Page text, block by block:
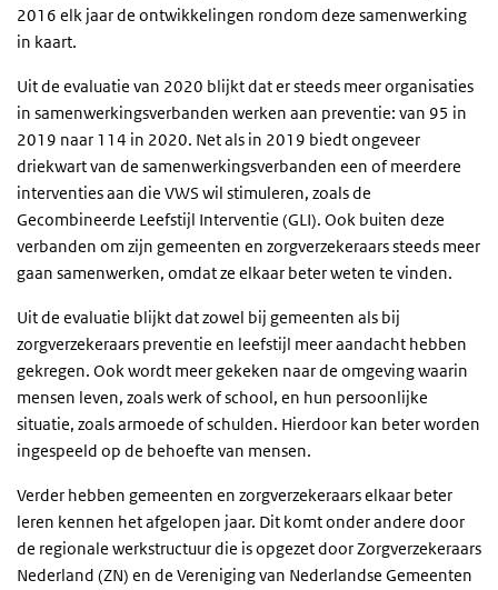
2016 elk jaar de ontwikkelingen rondom deze samenwerking
in kaart.
Uit de evaluatie van 2020 blijkt dat er steeds meer organisaties
in samenwerkingsverbanden werken aan preventie: van 95 in
2019 naar 114 in 2020. Net als in 2019 biedt ongeveer
driekwart van de samenwerkingsverbanden een of meerdere
interventies aan die VWS wil stimuleren, zoals de
Gecombineerde Leefstijl Interventie (GLI). Ook buiten deze
verbanden om zijn gemeenten en zorgverzekeraars steeds meer
gaan samenwerken, omdat ze elkaar beter weten te vinden.
Uit de evaluatie blijkt dat zowel bij gemeenten als bij
zorgverzekeraars preventie en leefstijl meer aandacht hebben
gekregen. Ook wordt meer gekeken naar de omgeving waarin
mensen leven, zoals werk of school, en hun persoonlijke
situatie, zoals armoede of schulden. Hierdoor kan beter worden
ingespeeld op de behoefte van mensen.
Verder hebben gemeenten en zorgverzekeraars elkaar beter
leren kennen het afgelopen jaar. Dit komt onder andere door
de regionale werkstructuur die is opgezet door Zorgverzekeraars
Nederland (ZN) en de Vereniging van Nederlandse Gemeenten